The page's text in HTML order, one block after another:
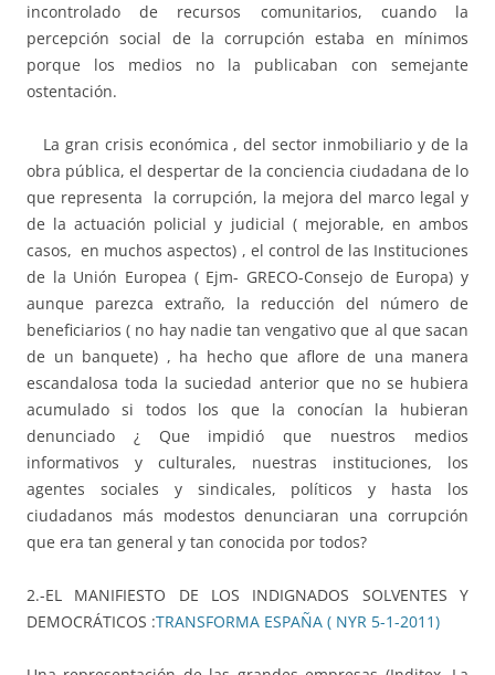
incontrolado de recursos comunitarios, cuando la
percepción social de la corrupción estaba en mínimos
porque los medios no la publicaban con semejante
ostentación.
La gran crisis económica , del sector inmobiliario y de la
obra pública, el despertar de la conciencia ciudadana de lo
que representa la corrupción, la mejora del marco legal y
de la actuación policial y judicial ( mejorable, en ambos
casos, en muchos aspectos) , el control de las Instituciones
de la Unión Europea ( Ejm- GRECO-Consejo de Europa) y
aunque parezca extraño, la reducción del número de
beneficiarios ( no hay nadie tan vengativo que al que sacan
de un banquete) , ha hecho que aflore de una manera
escandalosa toda la suciedad anterior que no se hubiera
acumulado si todos los que la conocían la hubieran
denunciado ¿ Que impidió que nuestros medios
informativos y culturales, nuestras instituciones, los
agentes sociales y sindicales, políticos y hasta los
ciudadanos más modestos denunciaran una corrupción
que era tan general y tan conocida por todos?
2.-EL MANIFIESTO DE LOS INDIGNADOS SOLVENTES Y
DEMOCRÁTICOS :TRANSFORMA ESPAÑA ( NYR 5-1-2011)